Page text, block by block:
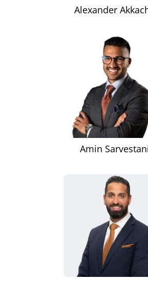
Alexander
Amin Sarvestani